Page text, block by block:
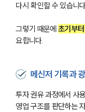
다시 확인할 수 있습니
그렇기 때문에 초기부
요합니다.
메신저 기록과
투자 권유 과정에서 사
영업 구조를 판단하는